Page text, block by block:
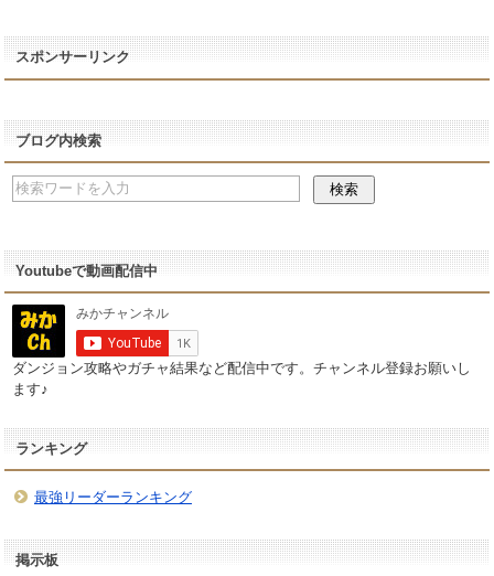
スポンサーリンク
ブログ内検索
Youtubeで動画配信中
ダンジョン攻略やガチャ結果など配信中です。チャンネル登録お願いし
ます♪
ランキング
最強リーダーランキング
掲示板